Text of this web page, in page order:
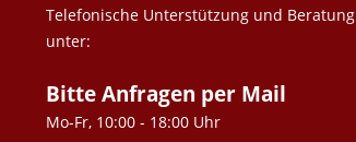
Telefonische Unterstützung und Beratung
unter:
Bitte Anfragen per Mail
Mo-Fr, 10:00 - 18:00 Uhr